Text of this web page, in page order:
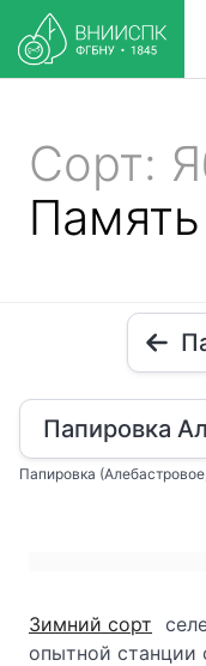
Сорт:
Папировка
Папировка
Зимний сорт
опытной станции